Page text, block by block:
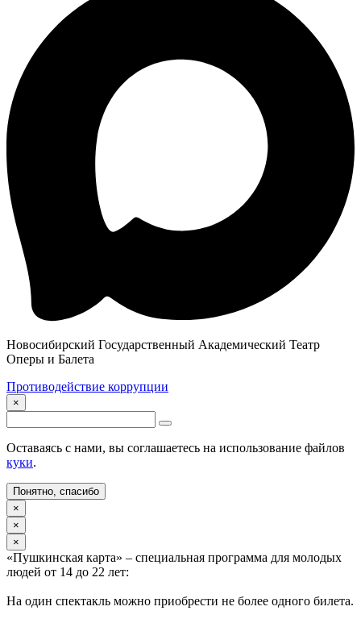
Новосибирский Государственный Академический Театр
Оперы и Балета
Противодействие коррупции
×
Оставаясь с нами, вы соглашаетесь на использование файлов
куки.
Понятно, спасибо
×
×
×
«Пушкинская карта» – специальная программа для молодых
людей от 14 до 22 лет:
На один спектакль можно приобрести не более одного билета.